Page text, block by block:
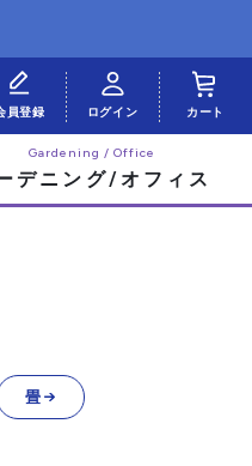
デニング/オフィス
員登録 ログイン カート
畳